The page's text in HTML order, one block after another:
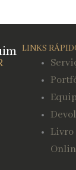
LINKS
Livro